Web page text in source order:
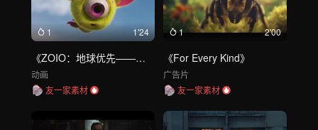
1 1'24
《ZOIO：地球优先——绿色和平》
动画
友一家素材
1 2'00
《For Every Kind》
广告片
友一家素材